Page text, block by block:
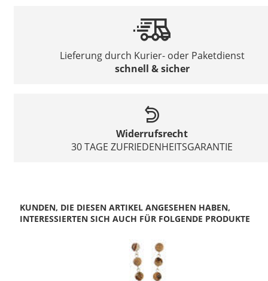
Lieferung durch Kurier- oder Paketdienst
schnell & sicher
Widerrufsrecht
30 TAGE ZUFRIEDENHEITSGARANTIE
KUNDEN, DIE DIESEN ARTIKEL ANGESEHEN HABEN,
INTERESSIERTEN SICH AUCH FÜR FOLGENDE PRODUKTE